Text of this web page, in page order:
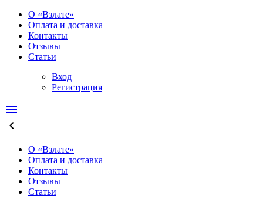
О «Взлате»
Оплата и доставка
Контакты
Отзывы
Статьи
Вход
Регистрация
menu
keyboard_arrow_left
О «Взлате»
Оплата и доставка
Контакты
Отзывы
Статьи